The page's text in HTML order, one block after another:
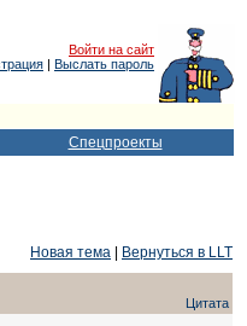
Войти на сайт
| Выслать пароль
Спецпроекты
Новая тема
Вернуться в LLT
Цитата